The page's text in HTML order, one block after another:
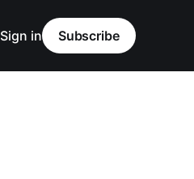
Sign in Subscribe